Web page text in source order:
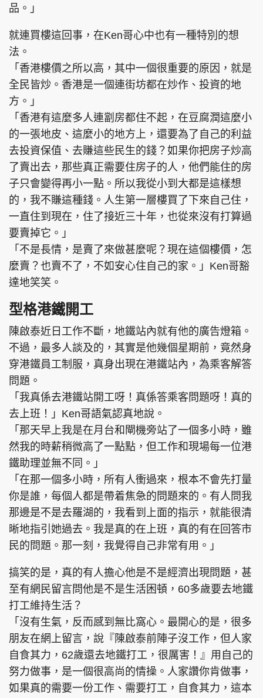
品。」
就連買樓這回事，在Ken哥心中也有一種特別的想
法。
「香港樓價之所以高，其中一個很重要的原因，就是
全民皆炒。香港是一個連街坊都在炒作、投資的地
方。」
「香港有這麼多人連劏房都住不起，在豆腐潤這麼小
的一張地皮、這麼小的地方上，還要為了自己的利益
去投資保值、去賺這些民生的錢？如果你把房子炒高
了賣出去，那些真正需要住房子的人，他們能住的房
子只會變得再小一點。所以我從小到大都是這樣想
的，我不賺這種錢。人生第一層樓買了下來自己住，
一直住到現在，住了接近三十年，也從來沒有打算過
要賣掉它。」
「不是長情，是賣了來做甚麼呢？現在這個樓價，怎
麼賣？也賣不了，不如安心住自己的家。」Ken哥豁
達地笑笑。
型格港鐵開工
陳啟泰近日工作不斷，地鐵站內就有他的廣告燈箱。
不過，最多人談及的，其實是他幾個星期前，竟然身
穿港鐵員工制服，真身出現在港鐵站內，為乘客解答
問題。
「我真係去港鐵站開工呀！真係答乘客問題呀！真的
去上班！」Ken哥語氣認真地說。
「那天早上我是在月台和閘機旁站了一個多小時，雖
然我的時薪稍微高了一點點，但工作和現場每一位港
鐵助理並無不同。」
「在那一個多小時，所有人衝過來，根本不會先打量
你是誰，每個人都是帶着焦急的問題來的。有人問我
那邊是不是去羅湖的，我看到上面的指示，就能很清
晰地指引她過去。我是真的在上班，真的有在回答市
民的問題。那一刻，我覺得自己非常有用。」
搞笑的是，真的有人擔心他是不是經濟出現問題，甚
至有網民留言問他是不是生活困頓，60多歲要去地鐵
打工維持生活？
「沒有生氣，反而感到無比窩心。最開心的是，很多
朋友在網上留言，說『陳啟泰前陣子沒工作，但人家
自食其力，62歲還去地鐵打工，很厲害！』用自己的
努力做事，是一個很高尚的情操。人家讚你肯做事，
如果真的需要一份工作、需要打工，自食其力，這本